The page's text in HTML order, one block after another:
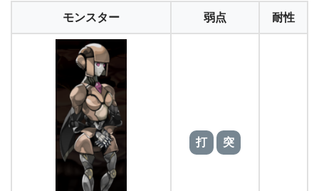
モンスター 弱点 耐性
打 突